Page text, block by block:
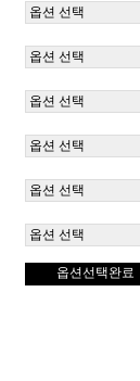
옵션선택완료